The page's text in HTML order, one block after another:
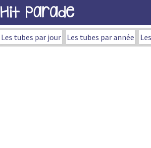
Hit Parade
Les tubes par jour Les tubes par année